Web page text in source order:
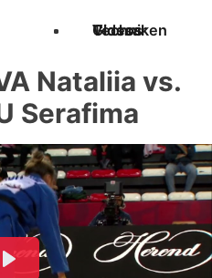
Techniken
Videos
Glossar
Nataliia vs.
Serafima